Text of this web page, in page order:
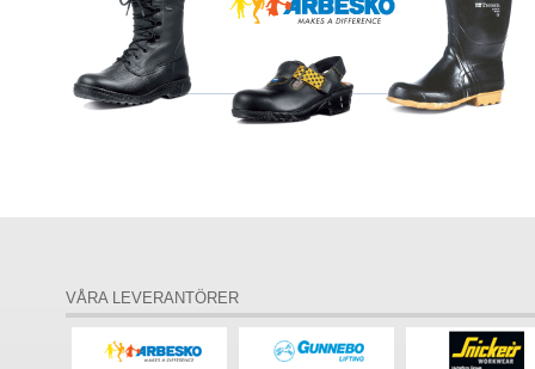
VÅRA LEVERANTÖRER